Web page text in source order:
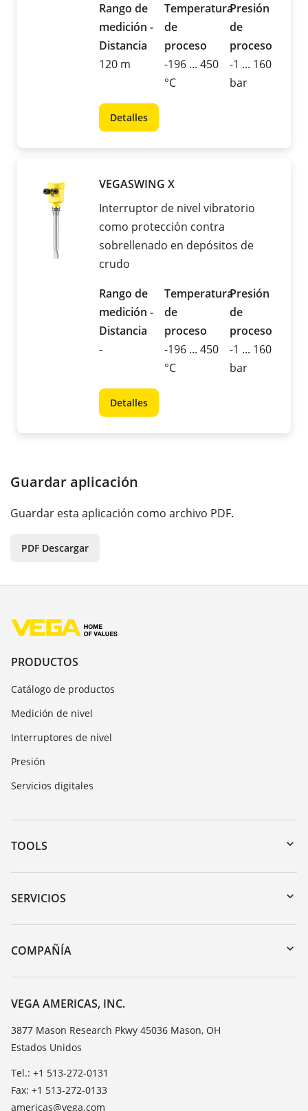
Rango de
medición -
Distancia
120 m
Temperatura
de
proceso
-196 ... 450
°C
Presión
de
proceso
-1 ... 160
bar
Detalles
VEGASWING X
Interruptor de nivel vibratorio
como protección contra
sobrellenado en depósitos de
crudo
Rango de
medición -
Distancia
-
Temperatura
de
proceso
-196 ... 450
°C
Presión
de
proceso
-1 ... 160
bar
Detalles
Guardar aplicación
Guardar esta aplicación como archivo PDF.
PDF Descargar
PRODUCTOS
Catálogo de productos
Medición de nivel
Interruptores de nivel
Presión
Servicios digitales
TOOLS
Zona de descarga
Búsqueda por número de serie
DTM Collection/PACTware
SERVICIOS
Devolución de instrumentos
Cursos de formacion
TeamViewer
COMPAÑÍA
Acerca de VEGA
Contacto
Notícias
Prensa
Blog
VEGA AMERICAS, INC.
3877 Mason Research Pkwy 45036 Mason, OH
Estados Unidos
Tel.: +1 513-272-0131
Fax: +1 513-272-0133
americas@vega.com